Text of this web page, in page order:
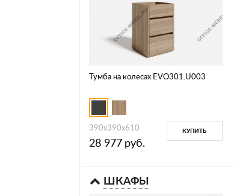
Тумба на колесах EVO301.U003
390х390х610
28 977 руб.
КУПИТЬ
ШКАФЫ